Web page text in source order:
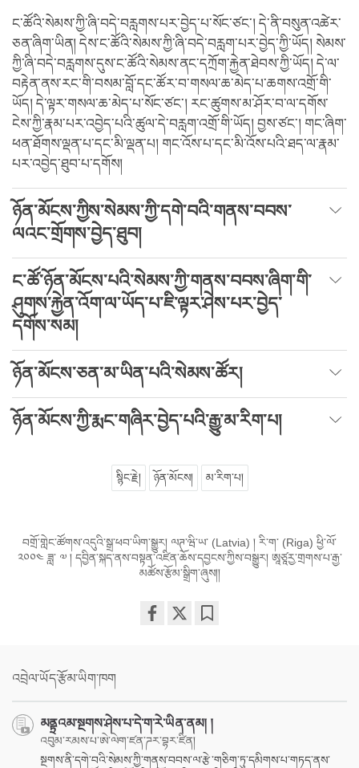
ང་ཚོའི་སེམས་ཀྱི་ཞི་བདེ་བརླགས་པར་བྱེད་པ་སོང་ཙང་། དེ་ནི་བསུན་འཚེར་
ཅན་ཞིག་ཡིན། དེས་ང་ཚོའི་སེམས་ཀྱི་ཞི་བདེ་བརླག་པར་བྱེད་ཀྱི་ཡོད། སེམས་
ཀྱི་ཞི་བདེ་བརླགས་དུས་ང་ཚོའི་སེམས་ནང་དཀྲོག་རྐྱེན་ཐེབས་ཀྱི་ཡོད། དེ་ལ་
བརྟེན་ནས་རང་གི་བསམ་བློ་དང་ཚོར་བ་གསལ་ཆ་མེད་པ་ཆགས་འགྲོ་གི་
ཡོད། དེ་ལྟར་གསལ་ཆ་མེད་པ་སོང་ཙང་། རང་ཚུགས་མ་ཤོར་བ་ལ་དགོས་
ངེས་ཀྱི་རྣམ་པར་འབྱེད་པའི་ཚུལ་དེ་བརླག་འགྲོ་གི་ཡོད། བྱས་ཙང་། གང་ཞིག་
ཕན་ཐོགས་ལྡན་པ་དང་མི་ལྡན་པ། གང་འོས་པ་དང་མི་འོས་པའི་ཐད་ལ་རྣམ་
པར་འབྱེད་ཐུབ་པ་དགོས།
ཉོན་མོངས་ཀྱིས་སེམས་ཀྱི་དགེ་བའི་གནས་བབས་
ལའང་གྲོགས་བྱེད་ཐུབ།
ང་ཚོ་ཉོན་མོངས་པའི་སེམས་ཀྱི་གནས་བབས་ཞིག་གི་
ཤུགས་རྐྱེན་འོག་ལ་ཡོད་པ་ཇི་ལྟར་ཤེས་པར་བྱེད་
དགོས་སམ།
ཉོན་མོངས་ཅན་མ་ཡིན་པའི་སེམས་ཚོར།
ཉོན་མོངས་ཀྱི་རྨང་གཞིར་བྱེད་པའི་རྒྱུ་མ་རིག་པ།
སྙིང་རྗེ། ཉོན་མོངས། མ་རིག་པ།
བགྲོ་གླེང་ཚོགས་འདུའི་སྒྲ་ཕབ་ཡིག་སྒྱུར། ལཊ་ཝི་ཡ་ (Latvia) ། རི་ག་ (Riga) ཕྱི་ལོ་
༢༠༠༤ ཟླ་ ༧ ། དབྱིན་སྐད་ནས་བསྟན་འཛིན་ཆོས་དབྱངས་ཀྱིས་བསྒྱུར། ཨཱཙཱརྱ་གྲགས་པ་རྒྱ་
མཚོས་རྩོམ་སྒྲིག་ཞུས།།
འབྲེལ་ཡོད་རྩོམ་ཡིག་ཁག
མནྟྲའམ་སྔགས་ཤེས་པ་དེ་ག་རེ་ཡིན་ནམ། །
འབུམ་རམས་པ་ཨེ་ལེག་ཛན་ཌར་བྷར་ཛིན།
སྔགས་ནི་དགེ་བའི་སེམས་ཀྱི་གནས་བབས་ལ་རྩེ་གཅིག་ཏུ་དམིགས་པ་གཏད་ནས་